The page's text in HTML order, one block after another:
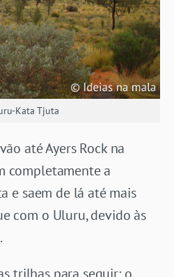
Kata Tjuta
até Ayers Rock na
completamente a
e saem de lá até mais
com o Uluru, devido às
trilhas para seguir: o